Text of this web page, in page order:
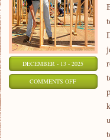
DECEMBER - 13 - 2025
COMMENTS OFFON